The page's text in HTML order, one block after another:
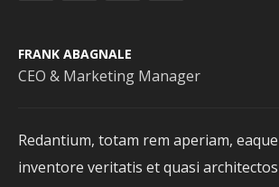
FRANK ABAGNALE
CEO & Marketing Manager
Redantium, totam rem aperiam,
inventore veritatis et quasi